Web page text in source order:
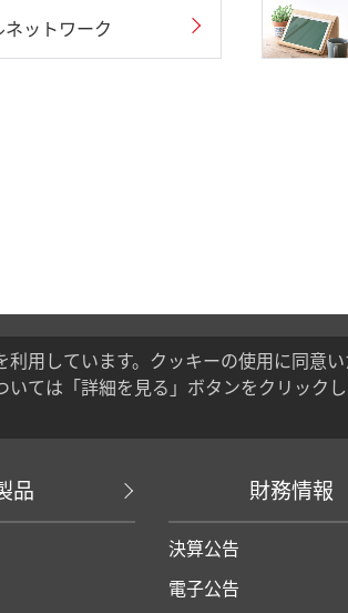
ットワーク
用しています。クッキーの使用に同意い
ては「詳細を見る」ボタンをクリック
品 財務情報
決算公告
電子公告